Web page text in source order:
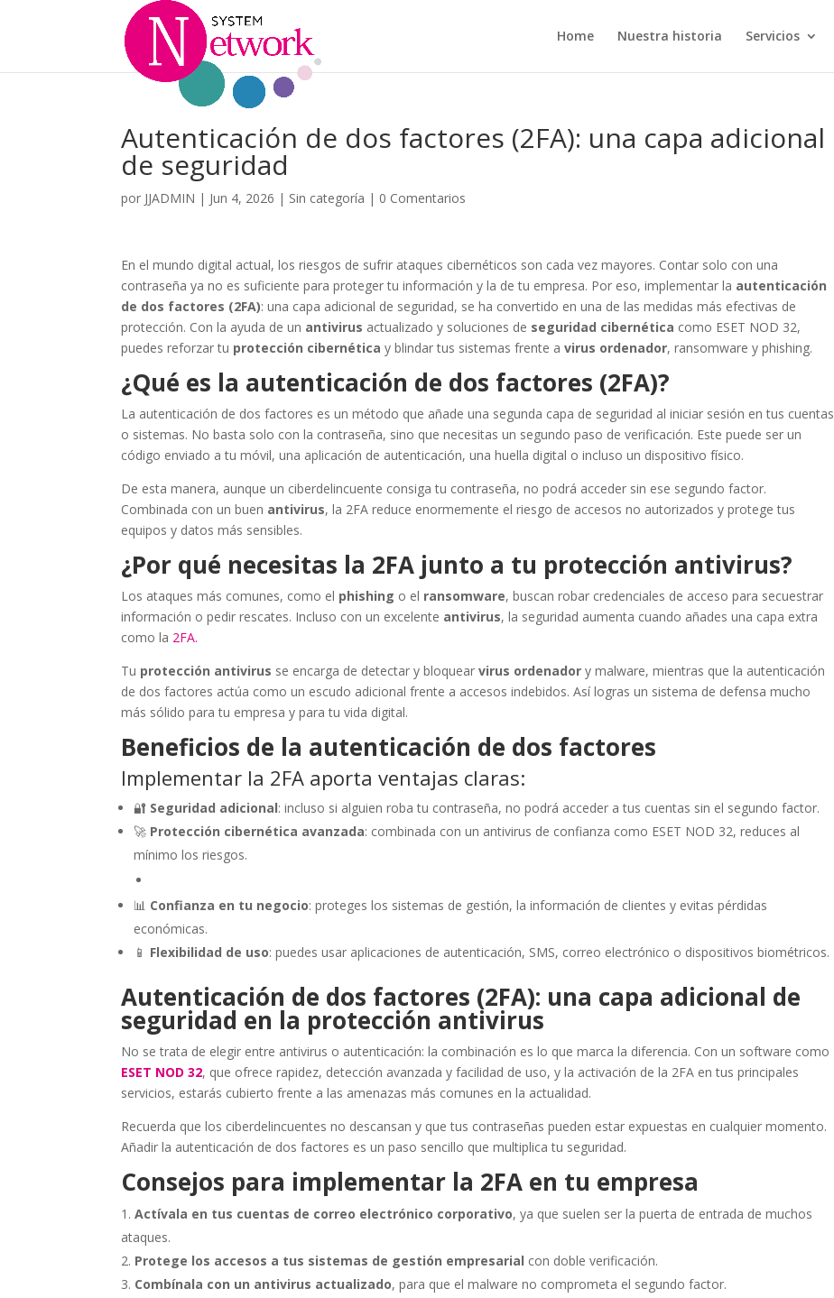
Home Nuestra historia Servicios
Autenticación de dos factores (2FA): una capa adicional
de seguridad
por JJADMIN | Jun 4, 2026 | Sin categoría | 0 Comentarios
En el mundo digital actual, los riesgos de sufrir ataques cibernéticos son cada vez mayores. Contar solo con una
contraseña ya no es suficiente para proteger tu información y la de tu empresa. Por eso, implementar la autenticación
de dos factores (2FA): una capa adicional de seguridad, se ha convertido en una de las medidas más efectivas de
protección. Con la ayuda de un antivirus actualizado y soluciones de seguridad cibernética como ESET NOD 32,
puedes reforzar tu protección cibernética y blindar tus sistemas frente avirus ordenador, ransomware y phishing.
¿Qué es la autenticación de dos factores (2FA)?
La autenticación de dos factores es un método que añade una segunda capa de seguridad al iniciar sesión en tus cuentas
o sistemas. No basta solo con la contraseña, sino que necesitas un segundo paso de verificación. Este puede ser un
código enviado a tu móvil, una aplicación de autenticación, una huella digital o incluso un dispositivo físico.
De esta manera, aunque un ciberdelincuente consiga tu contraseña, no podrá acceder sin ese segundo factor.
Combinada con un buen antivirus, la 2FA reduce enormemente el riesgo de accesos no autorizados y protege tus
equipos y datos más sensibles.
¿Por qué necesitas la 2FA junto a tu protección antivirus?
Los ataques más comunes, como el phishing o el ransomware, buscan robar credenciales de acceso para secuestrar
información o pedir rescates. Incluso con un excelente antivirus, la seguridad aumenta cuando añades una capa extra
como la 2FA.
Tu protección antivirus se encarga de detectar y bloquearvirus ordenador y malware, mientras que la autenticación
de dos factores actúa como un escudo adicional frente a accesos indebidos. Así logras un sistema de defensa mucho
más sólido para tu empresa y para tu vida digital.
Beneficios de la autenticación de dos factores
Implementar la 2FA aporta ventajas claras:
🔐 Seguridad adicional: incluso si alguien roba tu contraseña, no podrá acceder a tus cuentas sin el segundo factor.
🚀 Protección cibernética avanzada: combinada con un antivirus de confianza como ESET NOD 32, reduces al
mínimo los riesgos.
📊 Confianza en tu negocio: proteges los sistemas de gestión, la información de clientes y evitas pérdidas
económicas.
📱 Flexibilidad de uso: puedes usar aplicaciones de autenticación, SMS, correo electrónico o dispositivos biométricos.
Autenticación de dos factores (2FA): una capa adicional de
seguridad en la protección antivirus
No se trata de elegir entre antivirus o autenticación: la combinación es lo que marca la diferencia. Con un software como
ESET NOD 32, que ofrece rapidez, detección avanzada y facilidad de uso, y la activación de la 2FA en tus principales
servicios, estarás cubierto frente a las amenazas más comunes en la actualidad.
Recuerda que los ciberdelincuentes no descansan y que tus contraseñas pueden estar expuestas en cualquier momento.
Añadir la autenticación de dos factores es un paso sencillo que multiplica tu seguridad.
Consejos para implementar la 2FA en tu empresa
Actívala en tus cuentas de correo electrónico corporativo, ya que suelen ser la puerta de entrada de muchos
ataques.
Protege los accesos a tus sistemas de gestión empresarial con doble verificación.
Combínala con un antivirus actualizado, para que el malware no comprometa el segundo factor.